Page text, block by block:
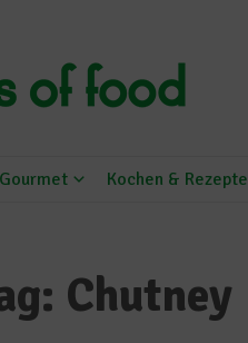
Kochen & Rezepte
Chutney